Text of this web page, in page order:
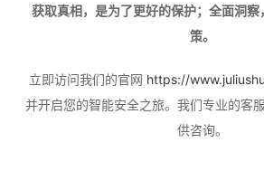
获取真相，是为了更好的保护；全面洞
策。
立即访问我们的官网 https://
并开启您的智能安全之旅。我们专业的客
供咨询。